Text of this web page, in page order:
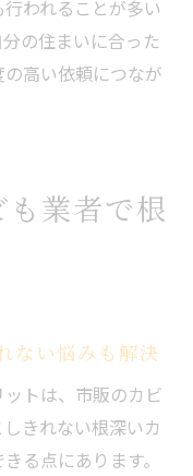
われることが多い
の住まいに合った
高い依頼につなが
業者で根
ない悩みも解決
トは、市販のカビ
きれない根深いカ
る点にあります。